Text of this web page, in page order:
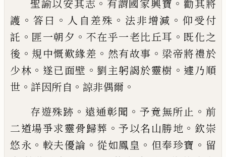
聖諭以安其志 。 有謂國家興寶 。勸其將
護 。 答曰 。 人自差殊 。 法非增減 。 仰受付
託 。 匪一朝夕 。 不在乎一老比丘耳 。 既化之
後 。 規中慨歎緣差 。 然有故事 。 梁帝將禮於
少林 。 遂已面壁 。劉主躬謁於靈樹 。 遽乃順
世 。 詳因所自 。 諒非偶爾 。
存遊殊跡 。 遠通彰聞 。予竟無所止 。 前
二道場爭求靈骨歸葬 。予以名山勝地 。 欽崇
悠永 。 較夫優論 。 從如鳳皇 。 但奉珍寶 。 留